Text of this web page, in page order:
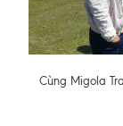
Cùng Migola